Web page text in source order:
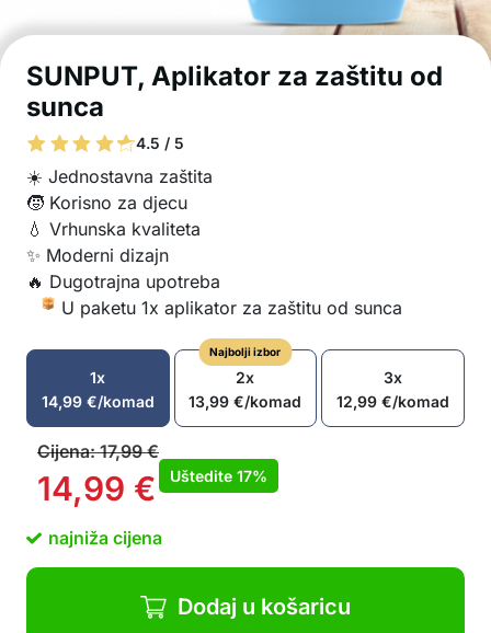
SUNPUT, Aplikator za zaštitu od
sunca
4.5 / 5
☀️ Jednostavna zaštita
🧒 Korisno za djecu
💧 Vrhunska kvaliteta
✨ Moderni dizajn
🔥 Dugotrajna upotreba
U paketu 1x aplikator za zaštitu od sunca
1x
14,99 €/komad
Najbolji izbor
2x
13,99€/komad
3x
12,99€/komad
Cijena:17,99€
14,99 € Uštedite 17%
najniža cijena
Dodaj u košaricu